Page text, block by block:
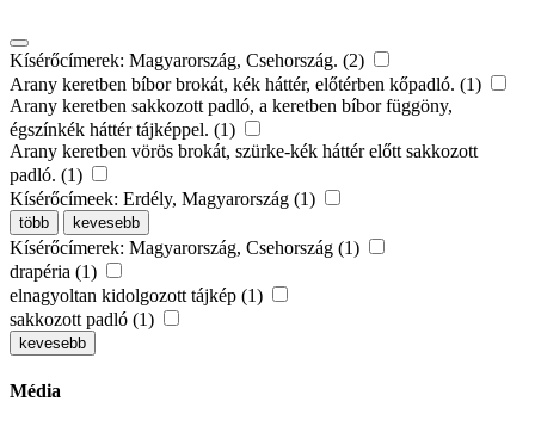
Kísérőcímerek: Magyarország, Csehország. (2)
Arany keretben bíbor brokát, kék háttér, előtérben kőpadló. (1)
Arany keretben sakkozott padló, a keretben bíbor függöny,
égszínkék háttér tájképpel. (1)
Arany keretben vörös brokát, szürke-kék háttér előtt sakkozott
padló. (1)
Kísérőcímeek: Erdély, Magyarország (1)
több kevesebb
Kísérőcímerek: Magyarország, Csehország (1)
drapéria (1)
elnagyoltan kidolgozott tájkép (1)
sakkozott padló (1)
kevesebb
Média